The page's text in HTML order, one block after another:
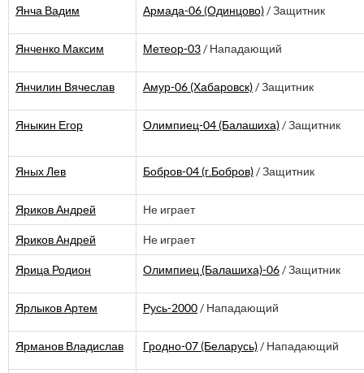
Янча Вадим Армада-06 (Одинцово) / Защитник
Янченко Максим Метеор-03 / Нападающий
Янчилин Вячеслав Амур-06 (Хабаровск) / Защитник
Яныкин Егор Олимпиец-04 (Балашиха) / Защитник
Яных Лев Бобров-04 (г.Бобров) / Защитник
Яриков Андрей Не играет
Яриков Андрей Не играет
Ярица Родион Олимпиец (Балашиха)-06 / Защитник
Ярлыков Артем Русь-2000 / Нападающий
Ярманов Владислав Гродно-07 (Беларусь) / Нападающий